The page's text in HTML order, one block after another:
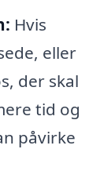
Hvis
eller
der skal
tid og
påvirke